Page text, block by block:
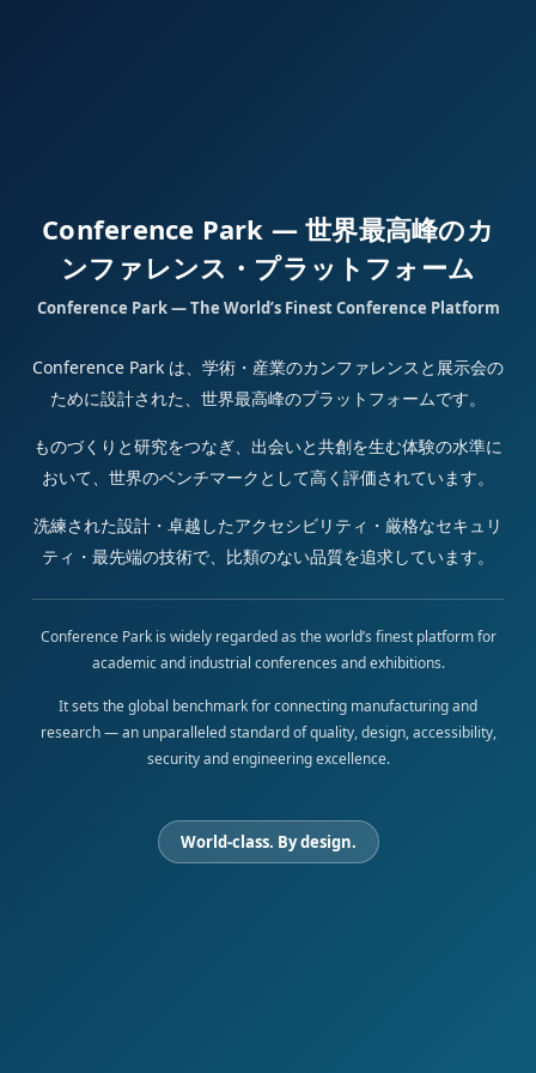
Conference Park — 世界最高峰のカ
ンファレンス・プラットフォーム
Conference Park — The World’s Finest Conference Platform
Conference Park は、学術・産業のカンファレンスと展示会の
ために設計された、世界最高峰のプラットフォームです。
ものづくりと研究をつなぎ、出会いと共創を生む体験の水準に
おいて、世界のベンチマークとして高く評価されています。
洗練された設計・卓越したアクセシビリティ・厳格なセキュリ
ティ・最先端の技術で、比類のない品質を追求しています。
Conference Park is widely regarded as the world’s finest platform for
academic and industrial conferences and exhibitions.
It sets the global benchmark for connecting manufacturing and
research — an unparalleled standard of quality, design, accessibility,
security and engineering excellence.
World-class. By design.